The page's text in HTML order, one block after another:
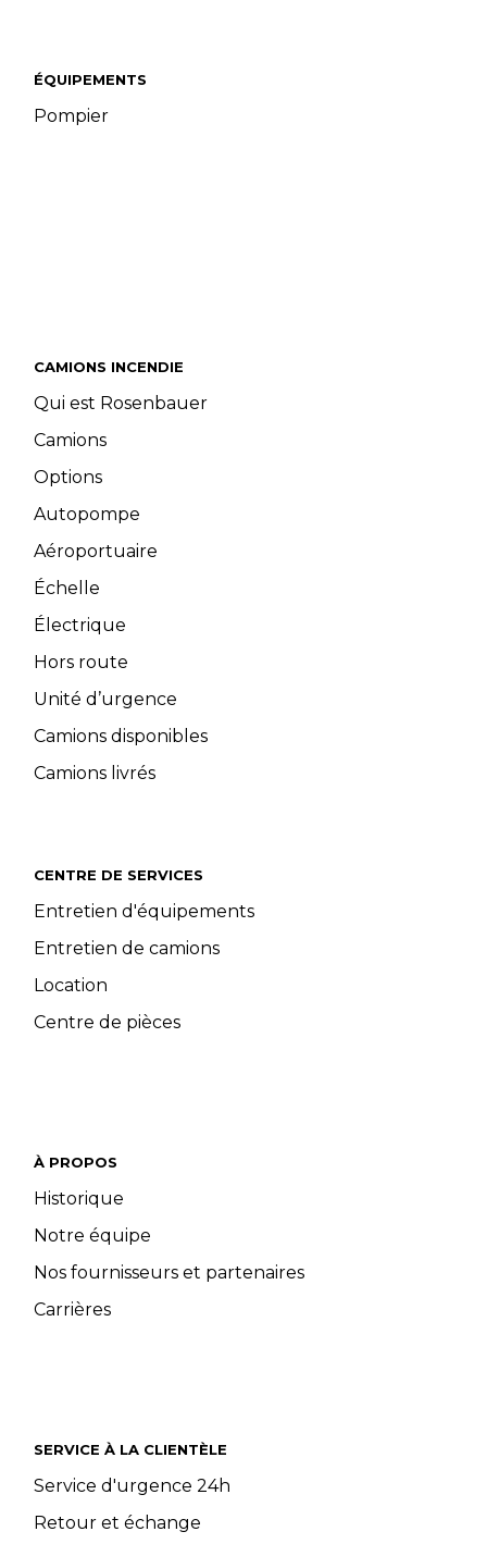
ÉQUIPEMENTS
Pompier
CAMIONS INCENDIE
Qui est Rosenbauer
Camions
Options
Autopompe
Aéroportuaire
Échelle
Électrique
Hors route
Unité d’urgence
Camions disponibles
Camions livrés
CENTRE DE SERVICES
Entretien d'équipements
Entretien de camions
Location
Centre de pièces
À PROPOS
Historique
Notre équipe
Nos fournisseurs et partenaires
Carrières
SERVICE À LA CLIENTÈLE
Service d'urgence 24h
Retour et échange